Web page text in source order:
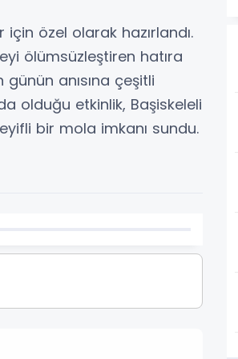
için özel olarak hazırlandı.
ölümsüzleştiren hatıra
anısına çeşitli
olduğu etkinlik, Başiskeleli
bir mola imkanı sundu.